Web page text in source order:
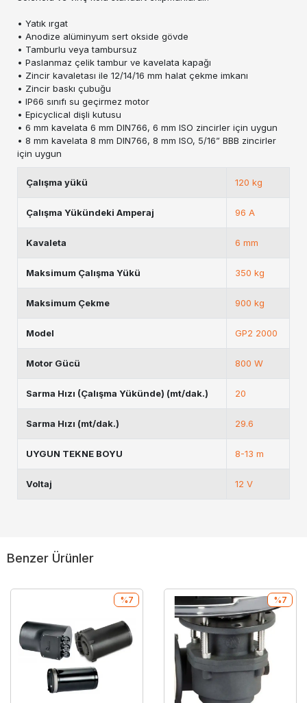
• Yatık ırgat
• Anodize alüminyum sert okside gövde
• Tamburlu veya tambursuz
• Paslanmaz çelik tambur ve kavelata kapağı
• Zincir kavaletası ile 12/14/16 mm halat çekme imkanı
• Zincir baskı çubuğu
• IP66 sınıfı su geçirmez motor
• Epicyclical dişli kutusu
• 6 mm kavelata 6 mm DIN766, 6 mm ISO zincirler için uygun
• 8 mm kavelata 8 mm DIN766, 8 mm ISO, 5/16” BBB zincirler
için uygun
Çalışma yükü 120 kg
Çalışma Yükündeki Amperaj 96 A
Kavaleta 6 mm
Maksimum Çalışma Yükü 350 kg
Maksimum Çekme 900 kg
Model GP2 2000
Motor Gücü 800 W
Sarma Hızı (Çalışma Yükünde) (mt/dak.) 20
Sarma Hızı (mt/dak.) 29.6
UYGUN TEKNE BOYU 8-13 m
Voltaj 12 V
Benzer Ürünler
%7 %7